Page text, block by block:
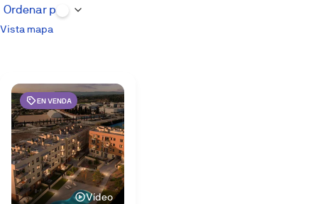
Vista mapa
EN VENDA
Vídeo